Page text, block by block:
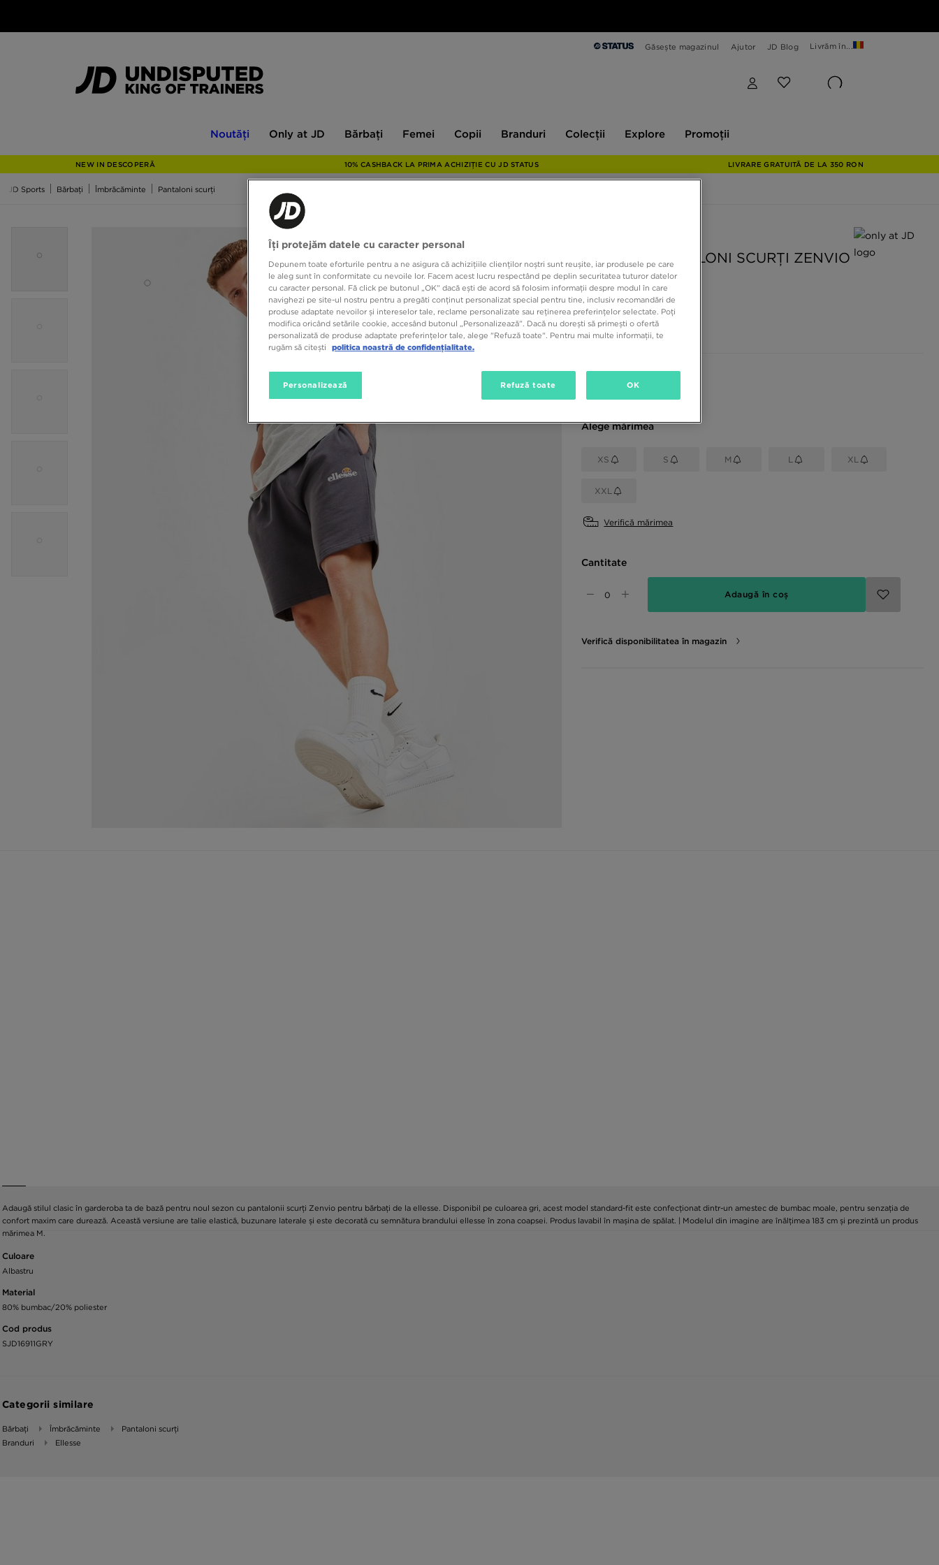
Găsește magazinul Ajutor JD Blog Livrăm în...
Noutăți
JD
Only at JD Bărbați Femei Copii Branduri Colecții Explore Promoții
NEW IN DESCOPERĂ 10% CASHBACK LA PRIMA ACHIZIȚIE CU JD STATUS LIVRARE GRATUITĂ DE LA 350 RON
JD Sports Bărbați Îmbrăcăminte Pantaloni scurți
ELLESSE PANTALONI SCURȚI ZENVIO
SHORTS
79,99 RON
Alege mărimea
XS S M L XL
XXL
Verifică mărimea
Cantitate
Adaugă în coș
Verifică disponibilitatea în magazin
Adaugă stilul clasic în garderoba ta de bază pentru noul sezon cu pantalonii scurți Zenvio pentru bărbați de la ellesse. Disponibil pe culoarea gri, acest model standard-fit este confecționat dintr-un amestec de bumbac moale, pentru senzația de
confort maxim care durează. Această versiune are talie elastică, buzunare laterale și este decorată cu semnătura brandului ellesse în zona coapsei. Produs lavabil în mașina de spălat. | Modelul din imagine are înălțimea 183 cm și prezintă un produs
mărimea M.
Culoare
Albastru
Material
80% bumbac/20% poliester
Cod produs
SJD16911GRY
Categorii similare
Bărbați Îmbrăcăminte
Pantaloni scurți
Branduri
Ellesse
Îți protejăm datele cu caracter personal
Depunem toate eforturile pentru a ne asigura că achizițiile clienților noștri sunt reușite, iar produsele pe care
le aleg sunt în conformitate cu nevoile lor. Facem acest lucru respectând pe deplin securitatea tuturor datelor
cu caracter personal. Fă click pe butonul „OK” dacă ești de acord să folosim informații despre modul în care
navighezi pe site-ul nostru pentru a pregăti conținut personalizat special pentru tine, inclusiv recomandări de
produse adaptate nevoilor și intereselor tale, reclame personalizate sau reținerea preferințelor selectate. Poți
modifica oricând setările cookie, accesând butonul „Personalizează”. Dacă nu dorești să primești o ofertă
personalizată de produse adaptate preferințelor tale, alege "Refuză toate". Pentru mai multe informații, te
rugăm să citești
politica noastră de confidențialitate.
Personalizează Refuză toate OK